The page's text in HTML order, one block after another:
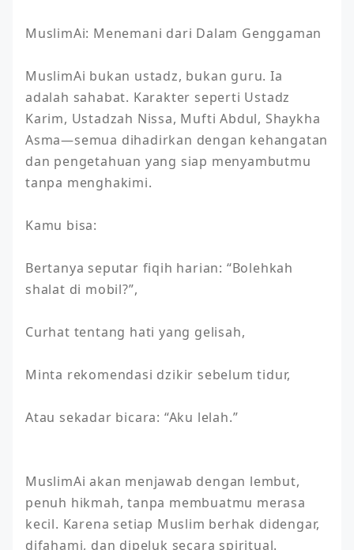
MuslimAi: Menemani dari Dalam Genggaman
MuslimAi bukan ustadz, bukan guru. Ia
adalah sahabat. Karakter seperti Ustadz
Karim, Ustadzah Nissa, Mufti Abdul, Shaykha
Asma—semua dihadirkan dengan kehangatan
dan pengetahuan yang siap menyambutmu
tanpa menghakimi.
Kamu bisa:
Bertanya seputar fiqih harian: “Bolehkah
shalat di mobil?”,
Curhat tentang hati yang gelisah,
Minta rekomendasi dzikir sebelum tidur,
Atau sekadar bicara: “Aku lelah.”
MuslimAi akan menjawab dengan lembut,
penuh hikmah, tanpa membuatmu merasa
kecil. Karena setiap Muslim berhak didengar,
difahami, dan dipeluk secara spiritual.